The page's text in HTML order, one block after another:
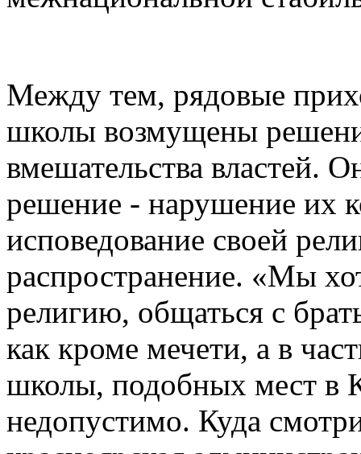
Между тем, рядовые
школы возмущены
вмешательства властей.
решение - нарушение их
исповедование своей
распространение. «Мы
религию, общаться с
как кроме мечети, а в
школы, подобных мест в
недопустимо. Куда